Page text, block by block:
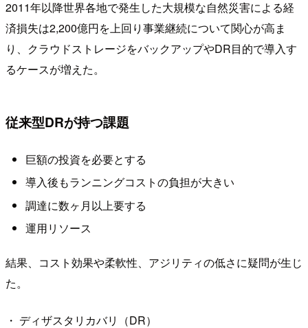
2011年以降世界各地で発生した大規模な自然災害による経
済損失は2,200億円を上回り事業継続について関心が高ま
り、クラウドストレージをバックアップやDR目的で導入す
るケースが増えた。
従来型DRが持つ課題
巨額の投資を必要とする
導入後もランニングコストの負担が大きい
調達に数ヶ月以上要する
運用リソース
結果、コスト効果や柔軟性、アジリティの低さに疑問が生じ
た。
・ ディザスタリカバリ（DR）